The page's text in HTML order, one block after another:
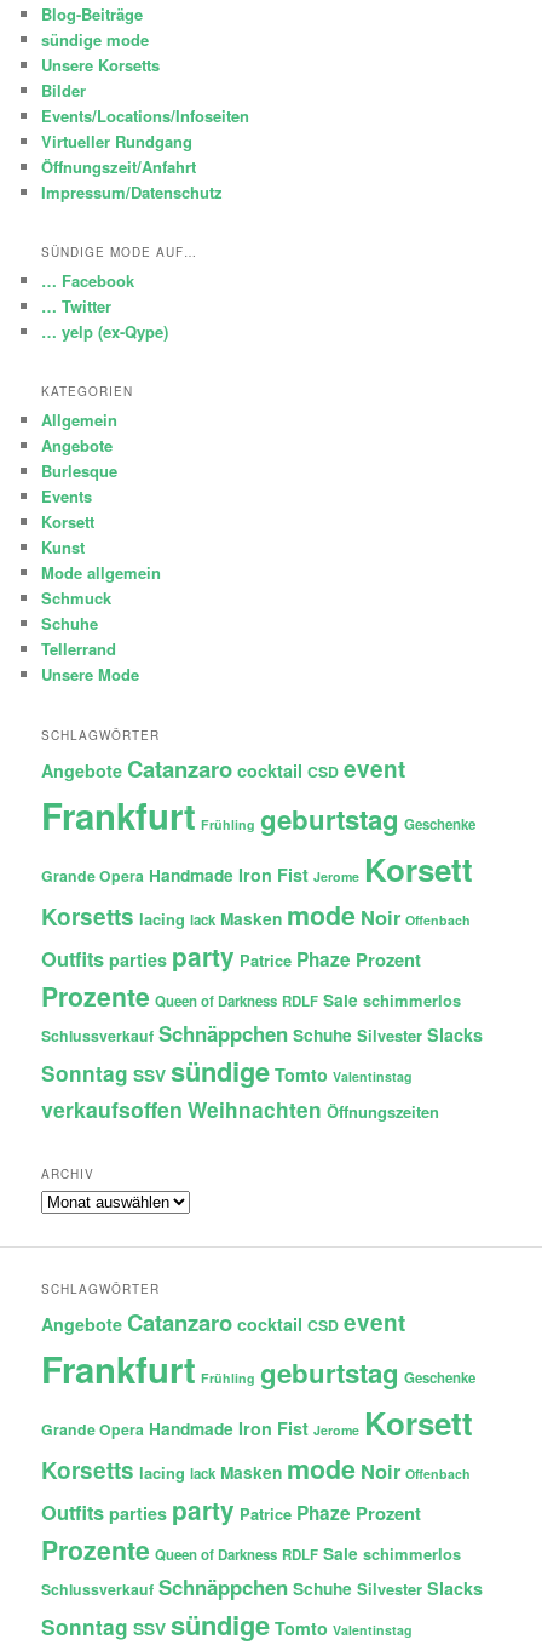
Blog-Beiträge
sündige mode
Unsere Korsetts
Bilder
Events/Locations/Infoseiten
Virtueller Rundgang
Öffnungszeit/Anfahrt
Impressum/Datenschutz
SÜNDIGE MODE AUF…
… Facebook
… Twitter
… yelp (ex-Qype)
KATEGORIEN
Allgemein
Angebote
Burlesque
Events
Korsett
Kunst
Mode allgemein
Schmuck
Schuhe
Tellerrand
Unsere Mode
SCHLAGWÖRTER
Angebote Catanzaro cocktail CSD event
Frankfurt Frühling geburtstag Geschenke
Grande Opera Handmade Iron Fist Jerome Korsett
Korsetts lacing lack Masken mode Noir Offenbach
Outfits parties party Patrice Phaze Prozent
Prozente Queen of Darkness RDLF Sale schimmerlos
Schlussverkauf Schnäppchen Schuhe Silvester Slacks
Sonntag SSV sündige Tomto Valentinstag
verkaufsoffen Weihnachten Öffnungszeiten
ARCHIV
Archiv
SCHLAGWÖRTER
Angebote Catanzaro cocktail CSD event
Frankfurt Frühling geburtstag Geschenke
Grande Opera Handmade Iron Fist Jerome Korsett
Korsetts lacing lack Masken mode Noir Offenbach
Outfits parties party Patrice Phaze Prozent
Prozente Queen of Darkness RDLF Sale schimmerlos
Schlussverkauf Schnäppchen Schuhe Silvester Slacks
Sonntag SSV sündige Tomto Valentinstag